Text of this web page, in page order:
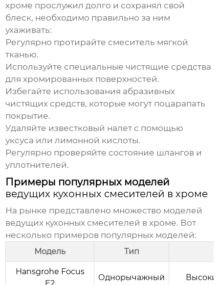
хроме прослужил долго и сохранял свой
блеск, необходимо правильно за ним
ухаживать:
Регулярно протирайте смеситель мягкой
тканью.
Используйте специальные чистящие средства
для хромированных поверхностей.
Избегайте использования абразивных
чистящих средств, которые могут поцарапать
покрытие.
Удаляйте известковый налет с помощью
уксуса или лимонной кислоты.
Регулярно проверяйте состояние шлангов и
уплотнителей.
Примеры популярных моделей
ведущих кухонных смесителей в хроме
На рынке представлено множество моделей
ведущих кухонных смесителей в хроме. Вот
несколько примеров популярных моделей:
Модель Тип
Hansgrohe Focus
Однорычажный